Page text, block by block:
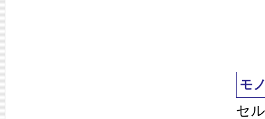
モ
セ